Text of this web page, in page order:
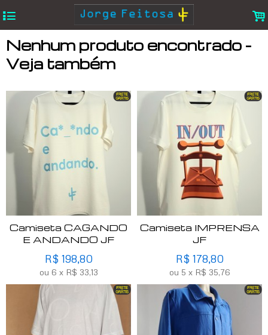
4 .
Nenhum produto encontrado -
Veja também
Camiseta CAGANDO
E ANDANDO JF
R$ 198,80
ou 6 x R$ 33,13
Camiseta IMPRENSA
JF
R$ 178,80
ou 5 x R$ 35,76